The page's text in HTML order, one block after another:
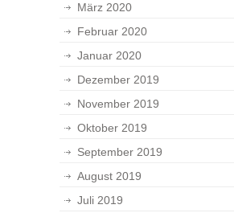
März 2020
Februar 2020
Januar 2020
Dezember 2019
November 2019
Oktober 2019
September 2019
August 2019
Juli 2019